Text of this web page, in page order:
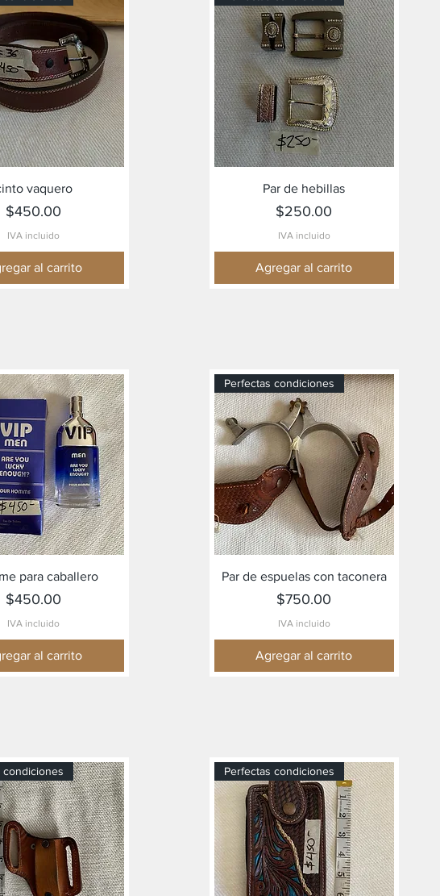
Vista rápida
vaquero
Precio
$450.00
IVA incluido
al carrito
Vista rápida
Par de hebillas
Precio
$250.00
IVA incluido
Agregar al carrito
Vista rápida
para caballero
Precio
$450.00
IVA incluido
al carrito
Vista rápida
Perfectas condiciones
Par de espuelas con taconera
Precio
$750.00
IVA incluido
Agregar al carrito
condiciones Perfectas condiciones